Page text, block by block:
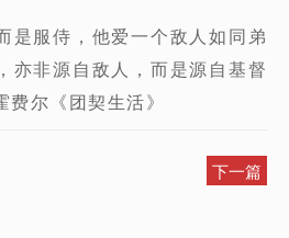
是服侍，他爱一个敌人如同弟
亦非源自敌人，而是源自基督
尔《团契生活》
下一篇